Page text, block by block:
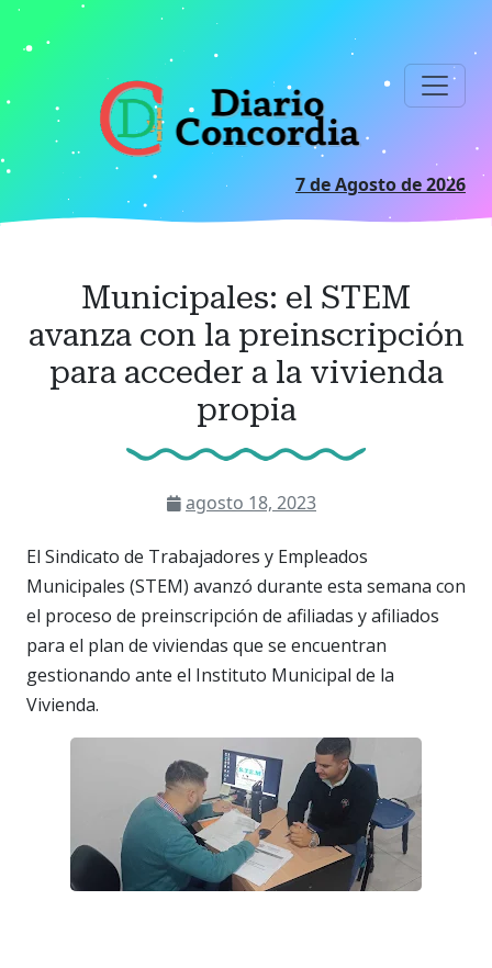
7 de Agosto de 2026
Municipales: el STEM
avanza con la preinscripción
para acceder a la vivienda
propia
agosto 18, 2023
El Sindicato de Trabajadores y Empleados
Municipales (STEM) avanzó durante esta semana con
el proceso de preinscripción de afiliadas y afiliados
para el plan de viviendas que se encuentran
gestionando ante el Instituto Municipal de la
Vivienda.